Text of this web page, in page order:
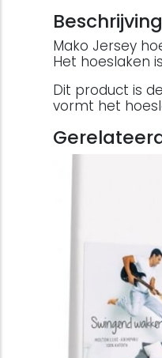
Beschrijving
Mako Jersey
Het hoeslaken
Dit product is
vormt het